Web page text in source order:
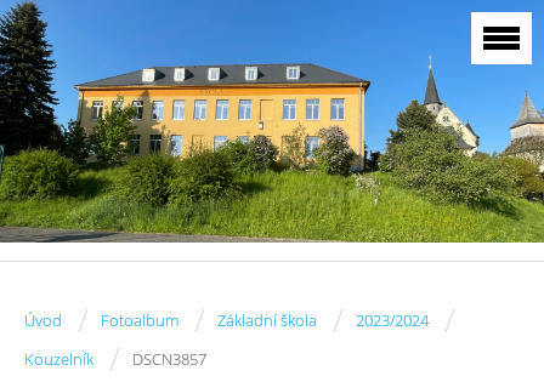
Úvod / Fotoalbum / Základní škola / 2023/2024 /
Kouzelník / DSCN3857